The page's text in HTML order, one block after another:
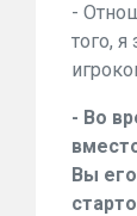
-
того,
- Во
Вы